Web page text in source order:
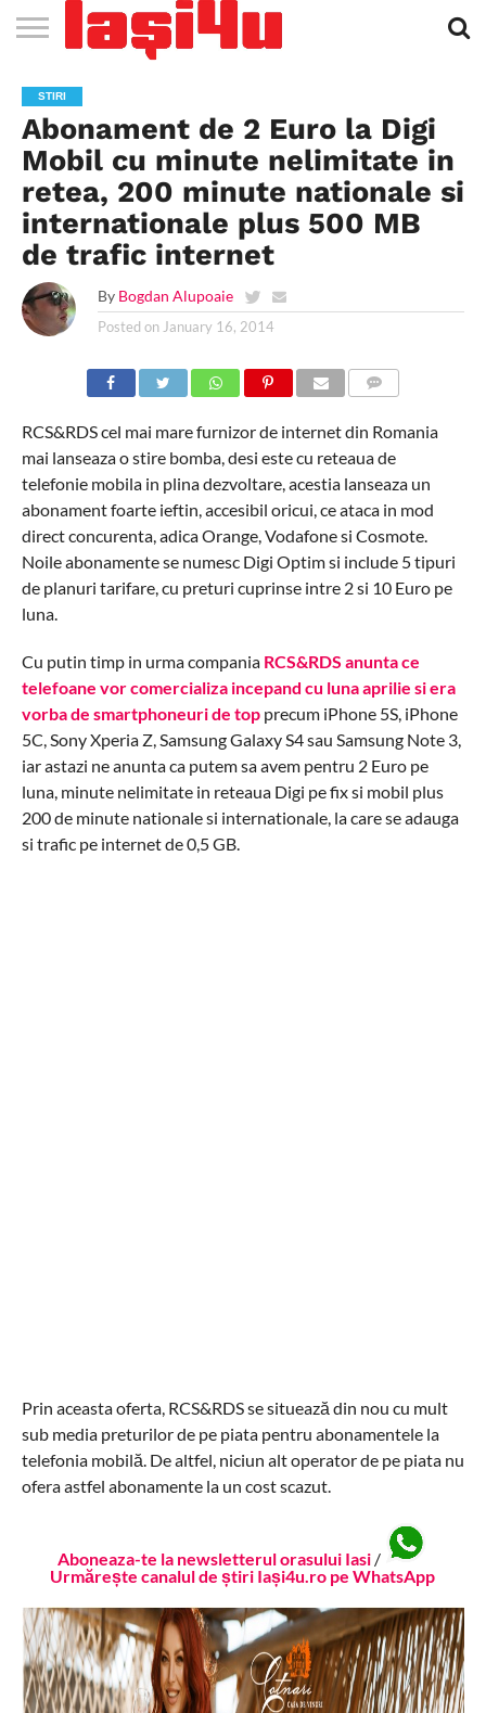
STIRI
APARTAMENTE
NOI IASI
STIRI
IASI
JOBS
IN
IASI
FILME
LA
CINEMA
CLUBURI /
DISCOTECI
BARURI /
CAFENELE
SALI DE
FORTA
SI
FITNESS
SALOANE DE
INFRUMUSETARE
AGENTII
DE
TURISM
IASI
RESTAURANTE
IN IASI
PIZZA
IN
IASI
PISCINA
IN IASI
FLORARII
RADIO
LIVE
IN IASI
SPALATORII
AUTO
TRACTARI
AUTO
TAXI
IN
IASI
CINEMA
TEATRU
HOTELURI
/
PENSIUNI
TEREN
SPORTIV
TEREN
TENIS
IASI
FARMACII
NON
STOP
COFFEE-
TO-GO
FIRME DE
PUBLICITATE
RENT
A
CAR
STIRI
Abonament de 2 Euro la Digi
Mobil cu minute nelimitate in
retea, 200 minute nationale si
internationale plus 500 MB
de trafic internet
By Bogdan Alupoaie
Posted on January 16, 2014
RCS&RDS cel mai mare furnizor de internet din Romania
mai lanseaza o stire bomba, desi este cu reteaua de
telefonie mobila in plina dezvoltare, acestia lanseaza un
abonament foarte ieftin, accesibil oricui, ce ataca in mod
direct concurenta, adica Orange, Vodafone si Cosmote.
Noile abonamente se numesc Digi Optim si include 5 tipuri
de planuri tarifare, cu preturi cuprinse intre 2 si 10 Euro pe
luna.
Cu putin timp in urma compania RCS&RDS anunta ce
telefoane vor comercializa incepand cu luna aprilie si era
vorba de smartphoneuri de topprecum iPhone 5S, iPhone
5C, Sony Xperia Z, Samsung Galaxy S4 sau Samsung Note 3,
iar astazi ne anunta ca putem sa avem pentru 2 Euro pe
luna, minute nelimitate in reteaua Digi pe fix si mobil plus
200 de minute nationale si internationale, la care se adauga
si trafic pe internet de 0,5 GB.
Prin aceasta oferta, RCS&RDS se situează din nou cu mult
sub media preturilor de pe piata pentru abonamentele la
telefonia mobilă. De altfel, niciun alt operator de pe piata nu
ofera astfel abonamente la un cost scazut.
Aboneaza-te la newsletterul orasului Iasi /
Urmărește canalul de știri Iași4u.ro pe WhatsApp